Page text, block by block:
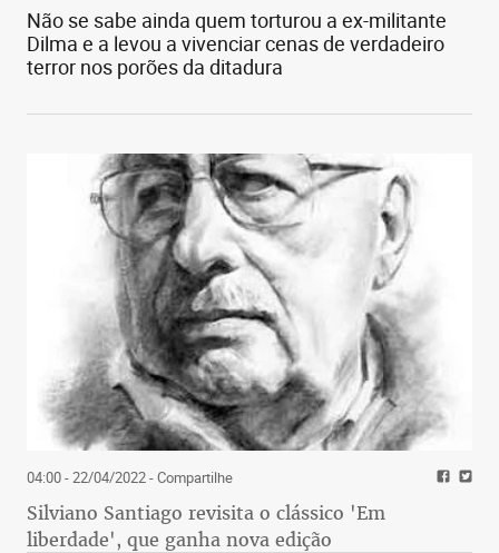
Não se sabe ainda quem torturou a ex-militante
Dilma e a levou a vivenciar cenas de verdadeiro
terror nos porões da ditadura
04:00 - 22/04/2022- Compartilhe
Silviano Santiago revisita o clássico 'Em
liberdade', que ganha nova edição